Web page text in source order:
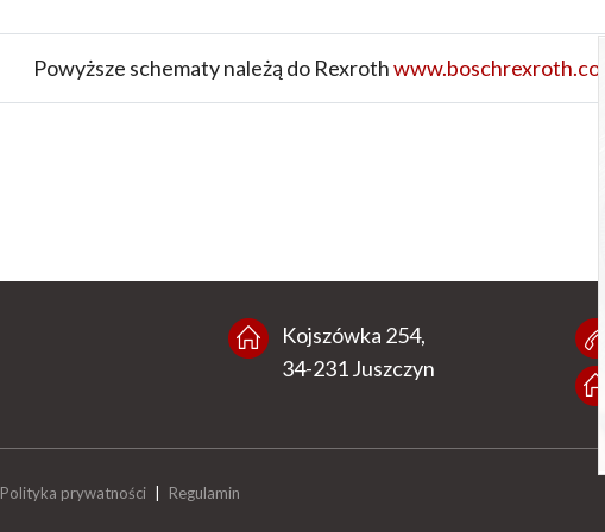
Powyższe schematy należą do Rexrothwww.boschrexroth.com
Kojszówka 254,
34-231 Juszczyn
Polityka prywatności Regulamin